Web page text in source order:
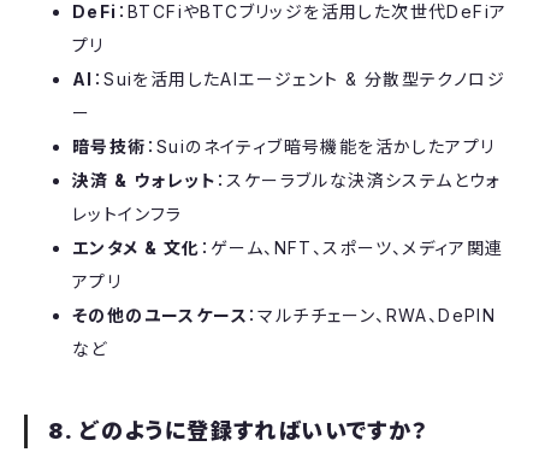
DeFi ：BTCFiやBTCブリッジを活用した次世代DeFiア
プリ
AI ：Suiを活用したAIエージェント & 分散型テクノロジ
ー
暗号技術 ：Suiのネイティブ暗号機能を活かしたアプリ
決済 & ウォレット ：スケーラブルな決済システムとウォ
レットインフラ
エンタメ & 文化 ：ゲーム、NFT、スポーツ、メディア関連
アプリ
その他のユースケース ：マルチチェーン、RWA、DePIN
など
8. どのように登録すればいいですか？